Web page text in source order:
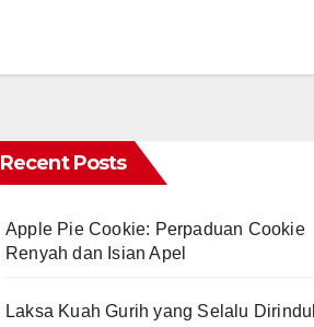
Recent Posts
Apple Pie Cookie: Perpaduan Cookie
Renyah dan Isian Apel
Laksa Kuah Gurih yang Selalu